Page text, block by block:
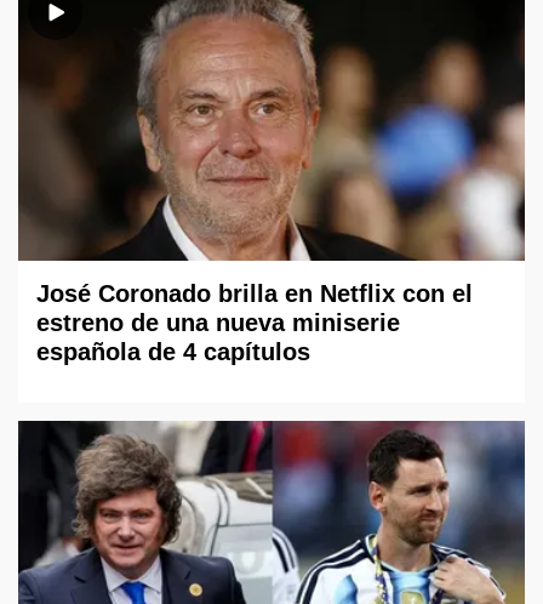
José Coronado brilla en Netflix con el
estreno de una nueva miniserie
española de 4 capítulos